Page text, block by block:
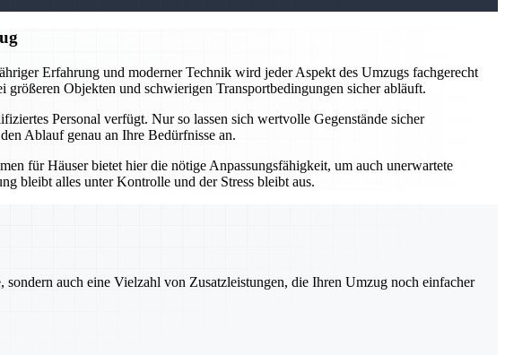
Erfahrung und moderner Technik wird jeder Aspekt des Umzugs fachgerecht
Objekten und schwierigen Transportbedingungen sicher abläuft.
Personal verfügt. Nur so lassen sich wertvolle Gegenstände sicher
Ablauf genau an Ihre Bedürfnisse an.
für Häuser bietet hier die nötige Anpassungsfähigkeit, um auch unerwartete
bleibt alles unter Kontrolle und der Stress bleibt aus.
auch eine Vielzahl von Zusatzleistungen, die Ihren Umzug noch einfacher